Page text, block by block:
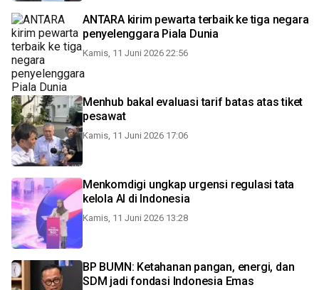
ANTARA kirim pewarta terbaik ke tiga negara
penyelenggara Piala Dunia
Kamis, 11 Juni 2026 22:56
Menhub bakal evaluasi tarif batas atas tiket
pesawat
Kamis, 11 Juni 2026 17:06
Menkomdigi ungkap urgensi regulasi tata
kelola AI di Indonesia
Kamis, 11 Juni 2026 13:28
BP BUMN: Ketahanan pangan, energi, dan
SDM jadi fondasi Indonesia Emas